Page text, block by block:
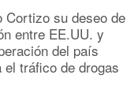
Cortizo su deseo de
entre EE.UU. y
del país
tráfico de drogas